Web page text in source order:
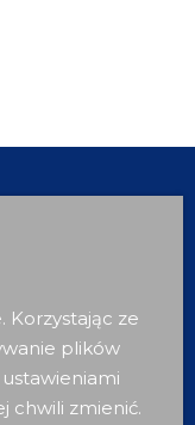
Korzystając ze
plików
chwili zmienić.